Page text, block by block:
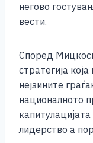
негово
вести.
Според
стратегија
нејзините
националното
лидерство а